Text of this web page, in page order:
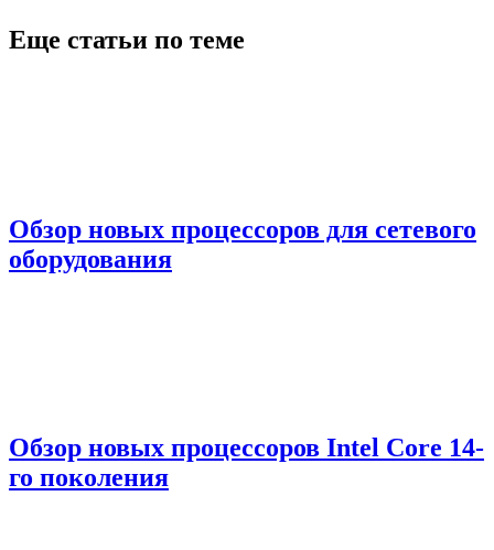
Еще статьи по теме
Обзор новых процессоров для сетевого
оборудования
Обзор новых процессоров Intel Core 14-
го поколения